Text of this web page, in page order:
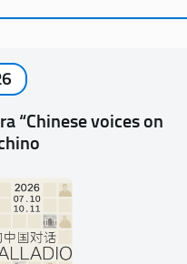
“Chinese voices on